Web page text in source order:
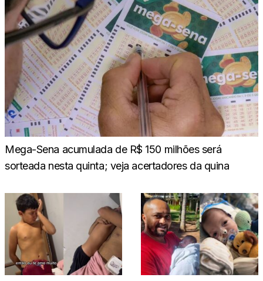
Mega-Sena acumulada de R$ 150 milhões será
sorteada nesta quinta; veja acertadores da quina